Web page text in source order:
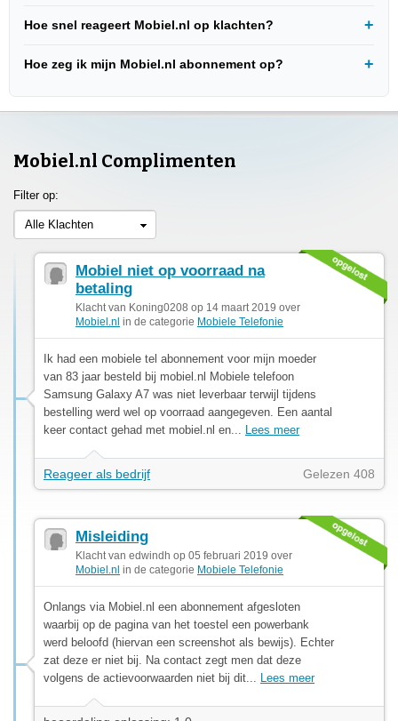
Hoe snel reageert Mobiel.nl op klachten?
Hoe zeg ik mijn Mobiel.nl abonnement op?
Mobiel.nl Complimenten
Filter op:
Alle Klachten
Mobiel niet op voorraad na
betaling
Klacht van Koning0208 op 14 maart 2019 over
Mobiel.nl in de categorie Mobiele Telefonie
Ik had een mobiele tel abonnement voor mijn moeder
van 83 jaar besteld bij mobiel.nl Mobiele telefoon
Samsung Galaxy A7 was niet leverbaar terwijl tijdens
bestelling werd wel op voorraad aangegeven. Een aantal
keer contact gehad met mobiel.nl en... Lees meer
Reageer als bedrijf Gelezen 408
Misleiding
Klacht van edwindh op 05 februari 2019 over
Mobiel.nl in de categorie Mobiele Telefonie
Onlangs via Mobiel.nl een abonnement afgesloten
waarbij op de pagina van het toestel een powerbank
werd beloofd (hiervan een screenshot als bewijs). Echter
zat deze er niet bij. Na contact zegt men dat deze
volgens de actievoorwaarden niet bij dit... Lees meer